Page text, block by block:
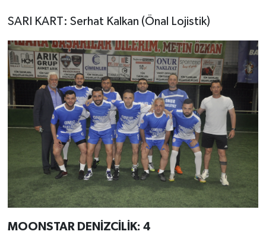
SARI KART: Serhat Kalkan (Önal Lojistik)
MOONSTAR DENİZCİLİK: 4